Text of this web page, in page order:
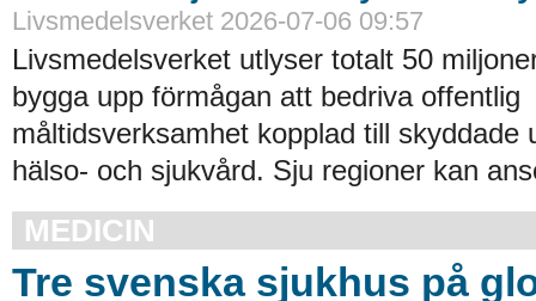
Livsmedelsverket 2026-07-06 09:57
Livsmedelsverket utlyser totalt 50
bygga upp förmågan att bedriva offentlig
måltidsverksamhet kopplad till skyddade
hälso- och sjukvård. Sju regioner kan
MEDICIN
Tre svenska sjukhus på